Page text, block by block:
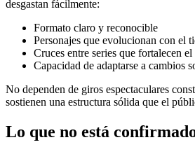
desgastan fácilmente:
Formato claro y reconocible
Personajes que evolucionan con el
Cruces entre series que fortalecen
Capacidad de adaptarse a cambios
No dependen de giros espectaculares
sostienen una estructura sólida que el
Lo que no está